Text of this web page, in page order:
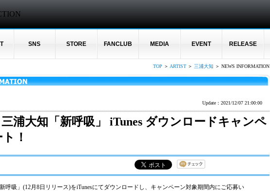
SNS STORE FANCLUB MEDIA EVENT RELEASE
TOP ＞ ARTIST ＞ 三浦大知 ＞ NEWS INFORMATION
Update：2021/12/07 21:00:00
浦大知「新呼吸」 iTunes ダウンロードキャンペ
！
呼吸」(12月8日リリース)をiTunesにてダウンロードし、キャンペーン対象期間内にご応募い